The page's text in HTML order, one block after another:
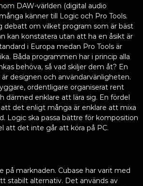
DAW-världen (digital audio
känner till Logic och Pro Tools.
debatt om vilket program som är bäst
kan konstatera utan att ha en åsikt är
i Europa medan Pro Tools är
Båda programmen har i princip alla
behöva, så vad skiljer dem åt? En
designen och användarvänligheten.
ordentligare organiserat rent
därmed enklare att lära sig. En fördel
att det enligt många är enklare att mixa
Logic ska passa bättre för komposition
att det inte går att köra på PC.
på marknaden. Cubase har varit med
stabilt alternativ. Det används av